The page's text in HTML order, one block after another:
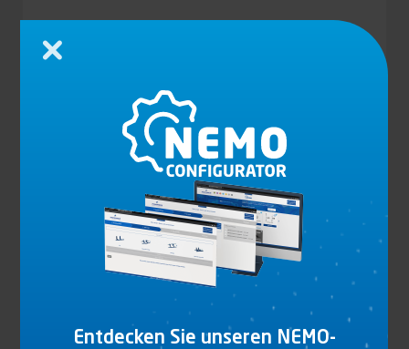
QUERTRÄGER 26T RENAULT
Produkt anzeigen
Entdecken Sie unseren NEMO-